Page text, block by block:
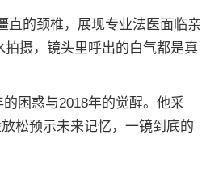
直的颈椎，展现专业法医面临亲
摄，镜头里呼出的白气都是真
困惑与2018年的觉醒。他采
松预示未来记忆，一镜到底的